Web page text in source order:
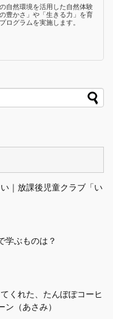
自然環境を活用した自然体験
豊かさ」や「生きる力」を育
ログラムを実施します。
｜放課後児童クラブ「い
学ぶものは？
くれた、たんぽぽコーヒ
（あさみ）